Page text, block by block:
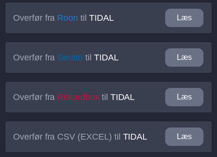
Overfør fra Roon til TIDAL Læs
Overfør fra Serato til TIDAL Læs
Overfør fra Rekordboxtil TIDAL Læs
Overfør fra CSV (EXCEL) til TIDAL Læs